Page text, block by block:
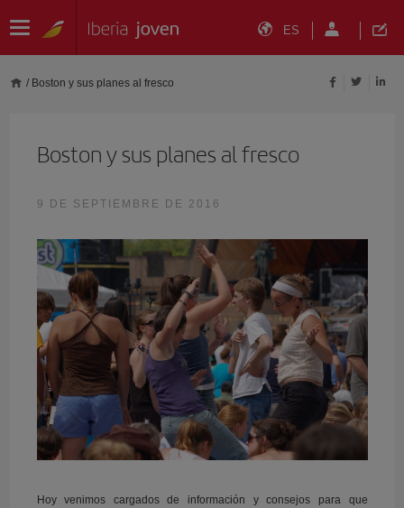
ES
/ Boston y sus planes al fresco
Boston y sus planes al fresco
9 DE SEPTIEMBRE DE 2016
Hoy venimos cargados de información y consejos para que